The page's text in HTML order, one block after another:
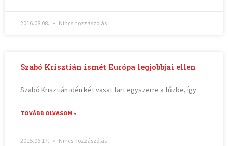
2016.08.08. Nincs hozzászólás
Szabó Krisztián ismét Európa legjobbjai ellen
Szabó Krisztián idén két vasat tart egyszerre a tűzbe, így
TOVÁBB OLVASOM »
2015.06.17. Nincs hozzászólás